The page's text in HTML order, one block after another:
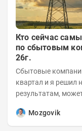
Кто сейчас
по сбытовым
26г.
Сбытовые
квартал и я решил
результатам, может кому
Mozgovik